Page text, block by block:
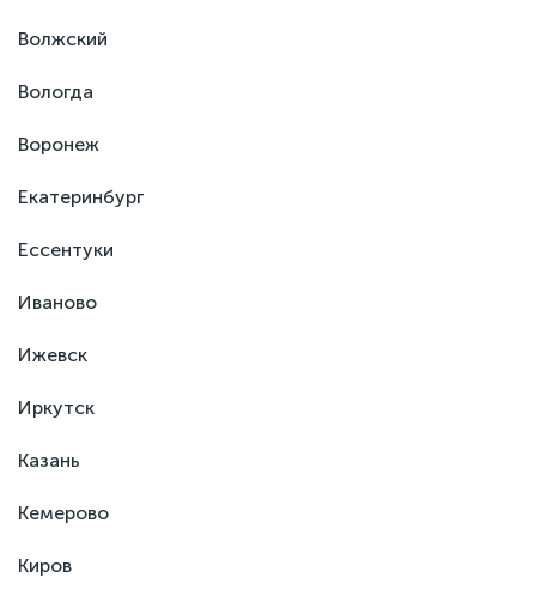
Волжский
Вологда
Воронеж
Екатеринбург
Ессентуки
Иваново
Ижевск
Иркутск
Казань
Кемерово
Киров